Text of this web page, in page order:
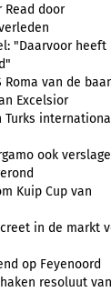
Read door
"Daarvoor heeft
Roma van de
Excelsior
Turks
ook
Kuip Cup van
in de markt
op Feyenoord
resoluut van